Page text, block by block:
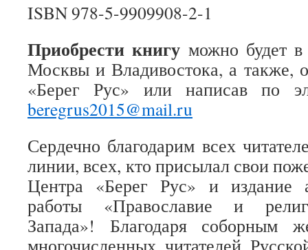
ISBN 978-5-9909908-2-1
Приобрести книгу можно будет
Москвы и Владивостока, а также,
«Берег Рус» или написав по
beregrus2015@mail.ru
Сердечно благодарим всех
линии, всех, кто присылал свои
Центра «Берег Рус» и издание
работы «Православие и
Запада»! Благодаря соборным
многочисленных читателей